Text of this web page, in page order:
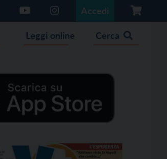
Accedi
Leggi online Cerca